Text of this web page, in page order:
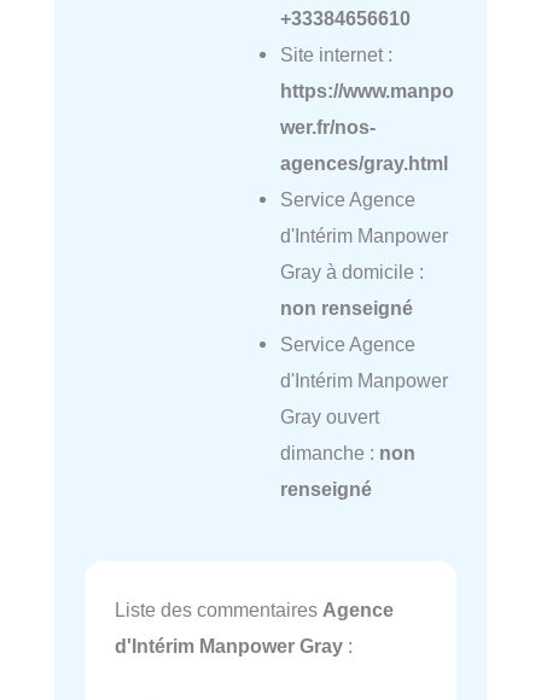
+33384656610
Site internet :
https://www.manpo
wer.fr/nos-
agences/gray.html
Service Agence
d'Intérim Manpower
Gray à domicile :
non renseigné
Service Agence
d'Intérim Manpower
Gray ouvert
dimanche : non
renseigné
Liste des commentaires Agence
d'Intérim Manpower Gray :